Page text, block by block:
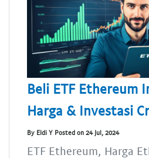
Beli ETF Ethereum
Harga & Investasi
By Eldi Y Posted on 24 Jul, 2024
ETF Ethereum, Harga